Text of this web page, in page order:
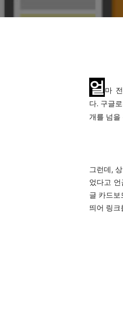
얼 마
다. 구글
개를 넘을
그런데,
었다고 언
글 카드
띄어 링크